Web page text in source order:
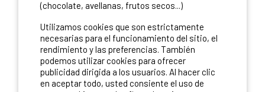
NUESTROS PARTNERS
(chocolate, avellanas, frutos secos...)
Utilizamos cookies que son estrictamente
necesarias para el funcionamiento del sitio, el
rendimiento y las preferencias. También
podemos utilizar cookies para ofrecer
publicidad dirigida a los usuarios. Al hacer clic
en aceptar todo, usted consiente el uso de